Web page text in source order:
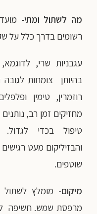
מה לשתול ומתי-
רשומים בדרך כלל על
עגבניות שרי,
בהיותן צומחות לגובה
רוזמרין, טימין
מחזיקים זמן רב,
טיפול בכדי לגדול.
והבזיליקום מעט
שוטפים.
מיקום- מומלץ
מרפסת שמש. חשיפה